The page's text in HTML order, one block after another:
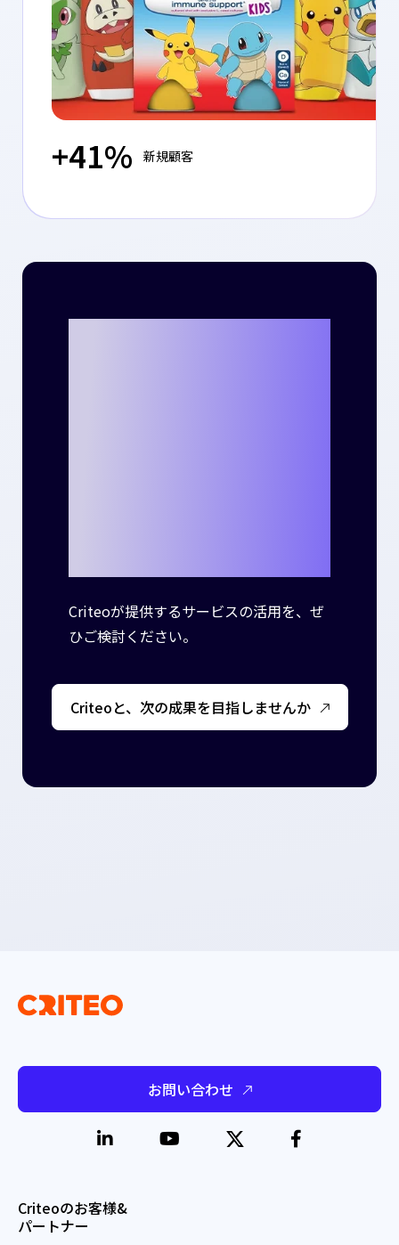
+41% 新規顧客
Criteoが提供するサービスの活用を、ぜ
ひご検討ください。
Criteoと、次の成果を目指しませんか
お問い合わせ
Criteoのお客様&
パートナー